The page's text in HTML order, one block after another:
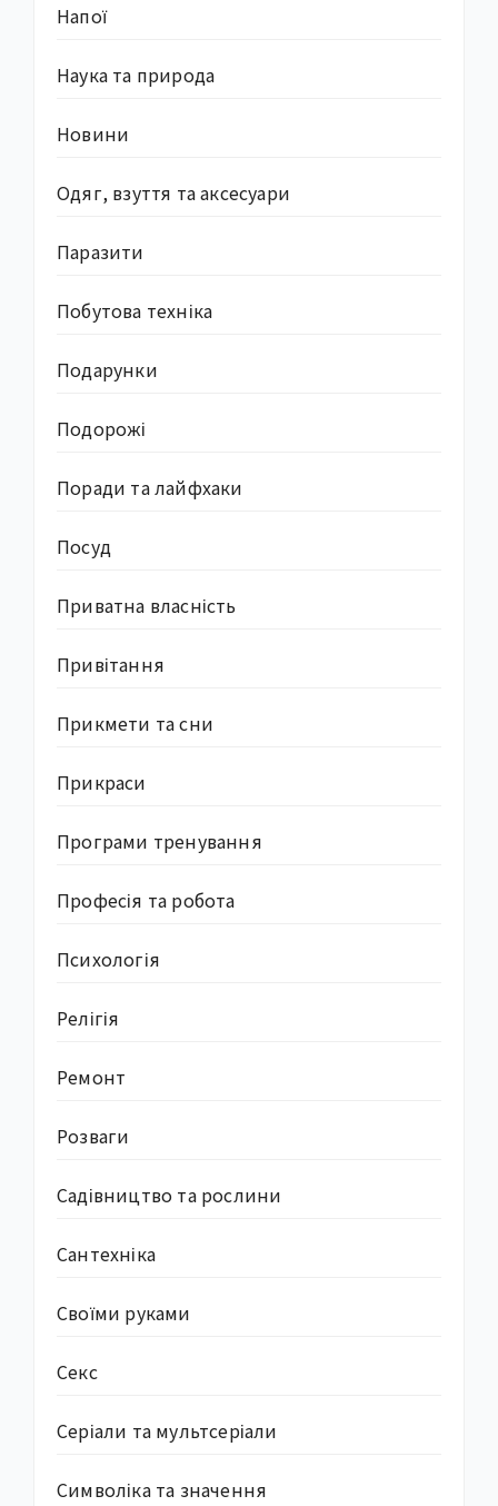
Напої
Наука та природа
Новини
Одяг, взуття та аксесуари
Паразити
Побутова техніка
Подарунки
Подорожі
Поради та лайфхаки
Посуд
Приватна власність
Привітання
Прикмети та сни
Прикраси
Програми тренування
Професія та робота
Психологія
Релігія
Ремонт
Розваги
Садівництво та рослини
Сантехніка
Своїми руками
Секс
Серіали та мультсеріали
Символіка та значення